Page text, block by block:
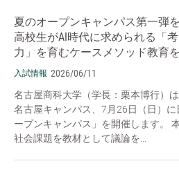
夏のオープンキャンパス第一弾
高校生がAI時代に求められる「
力」を育むケースメソッド教育
入試情報 2026/06/11
名古屋商科大学（学長：栗本博行）
名古屋キャンパス、7月26日（日）
ープンキャンパス」を開催します。
社会課題を教材として議論を...